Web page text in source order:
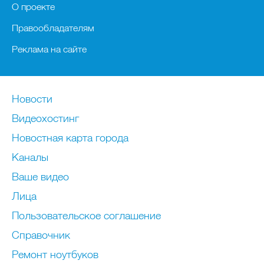
О проекте
Правообладателям
Реклама на сайте
Новости
Видеохостинг
Новостная карта города
Каналы
Ваше видео
Лица
Пользовательское соглашение
Справочник
Ремонт нoутбуков